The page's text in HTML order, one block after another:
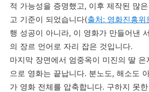
적 가능성을 증명했고, 이후 제작된 많
고 기준이 되었습니다(출처: 영화진흥위
행 성공이 아니라, 이 영화가 만들어낸
의 장르 언어로 자리 잡은 것입니다.
마지막 장면에서 엄중옥이 미진의 딸 은
으로 영화는 끝납니다. 분노도, 해소도
가 영화 전체를 압축합니다. 구하지 못